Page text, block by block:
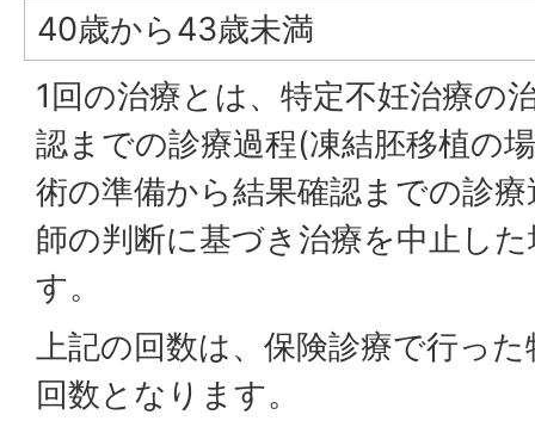
40歳から43歳未満
1回の治療とは、特定不妊治療の
認までの診療過程(凍結胚移植の
術の準備から結果確認までの診
師の判断に基づき治療を中止し
す。
上記の回数は、保険診療で行っ
回数となります。